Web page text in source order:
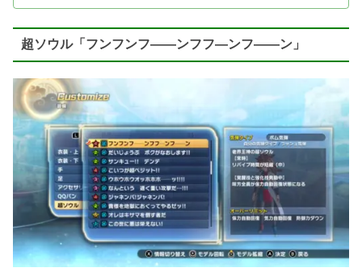
超ソウル「フンフンフ――ンフフ―ンフ――ン」